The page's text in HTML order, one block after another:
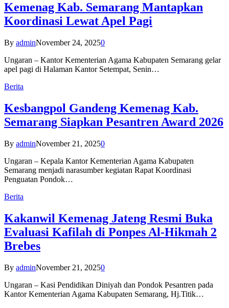
Kemenag Kab. Semarang Mantapkan
Koordinasi Lewat Apel Pagi
By adminNovember 24, 20250
Ungaran – Kantor Kementerian Agama Kabupaten Semarang gelar
apel pagi di Halaman Kantor Setempat, Senin…
Berita
Kesbangpol Gandeng Kemenag Kab.
Semarang Siapkan Pesantren Award 2026
By adminNovember 21, 20250
Ungaran – Kepala Kantor Kementerian Agama Kabupaten
Semarang menjadi narasumber kegiatan Rapat Koordinasi
Penguatan Pondok…
Berita
Kakanwil Kemenag Jateng Resmi Buka
Evaluasi Kafilah di Ponpes Al-Hikmah 2
Brebes
By adminNovember 21, 20250
Ungaran – Kasi Pendidikan Diniyah dan Pondok Pesantren pada
Kantor Kementerian Agama Kabupaten Semarang, Hj.Titik…